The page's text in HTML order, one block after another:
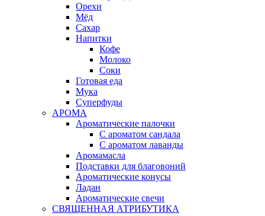
Орехи
Мёд
Сахар
Напитки
Кофе
Молоко
Соки
Готовая еда
Мука
Суперфуды
АРОМА
Ароматические палочки
С ароматом сандала
С ароматом лаванды
Аромамасла
Подставки для благовоний
Ароматические конусы
Ладан
Ароматические свечи
СВЯЩЕННАЯ АТРИБУТИКА